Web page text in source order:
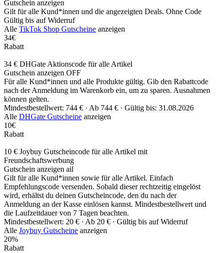
Gutschein anzeigen
Gilt für alle Kund*innen und die angezeigten Deals. Ohne Code
Gültig bis auf Widerruf
Alle TikTok Shop Gutscheine anzeigen
34€
Rabatt
34 € DHGate Aktionscode für alle Artikel
Gutschein anzeigen OFF
Für alle Kund*innen und alle Produkte gültig. Gib den Rabattcode
nach der Anmeldung im Warenkorb ein, um zu sparen. Ausnahmen
können gelten.
Mindestbestellwert: 744 € · Ab 744 € · Gültig bis: 31.08.2026
Alle DHGate Gutscheine anzeigen
10€
Rabatt
10 € Joybuy Gutscheincode für alle Artikel mit
Freundschaftswerbung
Gutschein anzeigen ail
Gilt für alle Kund*innen sowie für alle Artikel. Einfach
Empfehlungscode versenden. Sobald dieser rechtzeitig eingelöst
wird, erhältst du deinen Gutscheincode, den du nach der
Anmeldung an der Kasse einlösen kannst. Mindestbestellwert und
die Laufzeitdauer von 7 Tagen beachten.
Mindestbestellwert: 20 € · Ab 20 € · Gültig bis auf Widerruf
Alle Joybuy Gutscheine anzeigen
20%
Rabatt